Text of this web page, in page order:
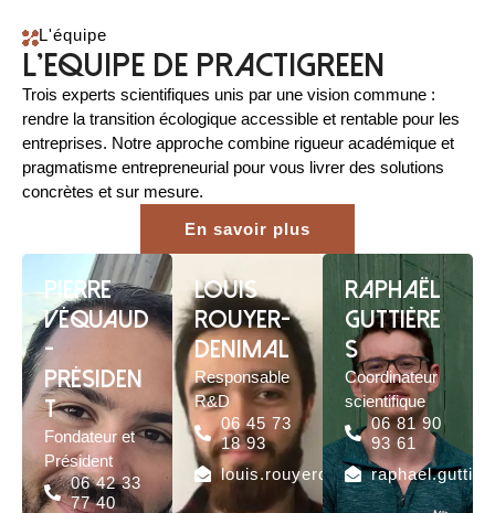
L'équipe
l'equipe de practigreen
Trois experts scientifiques unis par une vision commune :
rendre la transition écologique accessible et rentable pour les
entreprises. Notre approche combine rigueur académique et
pragmatisme entrepreneurial pour vous livrer des solutions
concrètes et sur mesure.
En savoir plus
Pierre
Véquaud
-
Présiden
t
Fondateur et
Président
06 42 33
77 40
Louis
Rouyer-
Denimal
Responsable
R&D
06 45 73
18 93
Raphaël
Guttière
s
Coordinateur
scientifique
06 81 90
93 61